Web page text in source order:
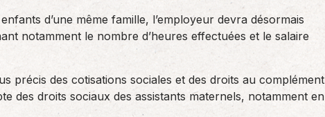
d’une même famille, l’employeur devra désormais
notamment le nombre d’heures effectuées et le salaire
précis des cotisations sociales et des droits au complément
des droits sociaux des assistants maternels, notamment en